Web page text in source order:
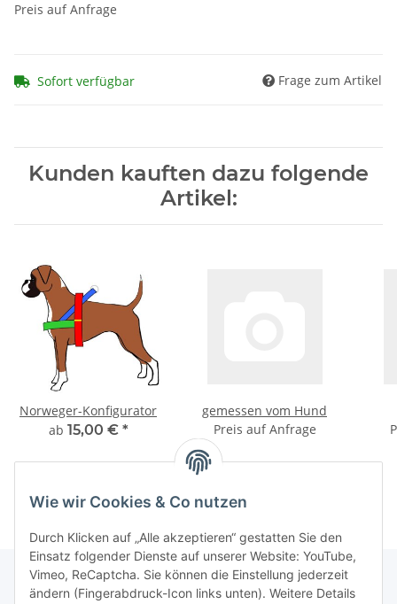
Preis auf Anfrage
Sofort verfügbar Frage zum Artikel
Kunden kauften dazu folgende
Artikel:
Norweger-Konfigurator
ab 15,00 € *
gemessen vom Hund
Preis auf Anfrage
Wie wir Cookies & Co nutzen
Durch Klicken auf „Alle akzeptieren“ gestatten Sie den
Einsatz folgender Dienste auf unserer Website: YouTube,
Vimeo, ReCaptcha. Sie können die Einstellung jederzeit
ändern (Fingerabdruck-Icon links unten). Weitere Details